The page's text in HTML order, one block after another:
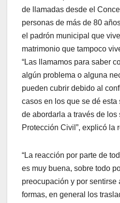
de llamadas desde el
personas de más de 80
el padrón municipal que
matrimonio que tampoco
“Las llamamos para saber
algún problema o alguna
pueden cubrir debido al
casos en los que se dé esta
de abordarla a través de los
Protección Civil”, explicó la
“La reacción por parte de
es muy buena, sobre todo
preocupación y por sentirse
formas, en general los